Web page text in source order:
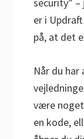
security”
er i
på, at det
Når du
være
en kode,